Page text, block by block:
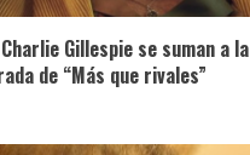
Gillespie se suman a la
de “Más que rivales”